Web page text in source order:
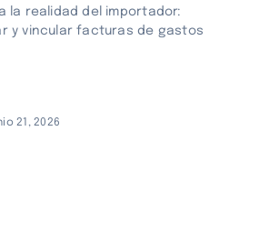
la realidad del importador:
y vincular facturas de gastos
21, 2026